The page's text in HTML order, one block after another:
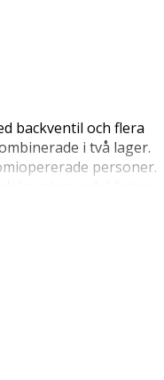
backventil och flera
i två lager.
personer.
och klistras
plattan sitter kvar
med SenSura Flex